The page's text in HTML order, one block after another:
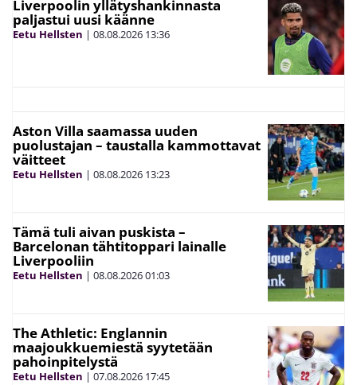
Liverpoolin yllätyshankinnasta
paljastui uusi käänne
Eetu Hellsten | 08.08.2026 13:36
Aston Villa saamassa uuden
puolustajan – taustalla kammottavat
väitteet
Eetu Hellsten | 08.08.2026 13:23
Tämä tuli aivan puskista –
Barcelonan tähtitoppari lainalle
Liverpooliin
Eetu Hellsten | 08.08.202601:03
The Athletic: Englannin
maajoukkuemiestä syytetään
pahoinpitelystä
Eetu Hellsten | 07.08.2026 17:45